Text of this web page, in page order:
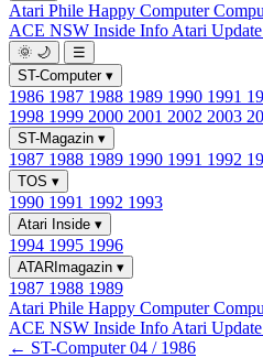
Atari Phile Happy Computer
ACE NSW Inside Info Atari Update
🌞 🌙
☰
ST-Computer ▾
1986 1987 1988 1989 1990 1991
1998 1999 2000 2001 2002 2003
ST-Magazin ▾
1987 1988 1989 1990 1991 1992
TOS ▾
1990 1991 1992 1993
Atari Inside ▾
1994 1995 1996
ATARImagazin ▾
1987 1988 1989
Atari Phile Happy Computer
ACE NSW Inside Info Atari Update
← ST-Computer 04 / 1986